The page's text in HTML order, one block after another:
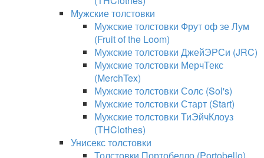
Мужские толстовки
Мужские толстовки Фрут оф зе Лум
(Fruit of the Loom)
Мужские толстовки ДжейЭРСи (JRC)
Мужские толстовки МерчТекс
(MerchTex)
Мужские толстовки Солс (Sol's)
Мужские толстовки Старт (Start)
Мужские толстовки ТиЭйчКлоуз
(THClothes)
Унисекс толстовки